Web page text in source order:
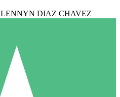
LENNYN DIAZ CHAVEZ